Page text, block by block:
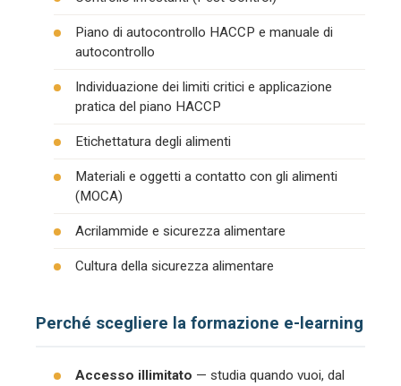
Piano di autocontrollo HACCP e manuale di
autocontrollo
Individuazione dei limiti critici e applicazione
pratica del piano HACCP
Etichettatura degli alimenti
Materiali e oggetti a contatto con gli alimenti
(MOCA)
Acrilammide e sicurezza alimentare
Cultura della sicurezza alimentare
Perché scegliere la formazione e-learning
Accesso illimitato — studia quando vuoi, dal